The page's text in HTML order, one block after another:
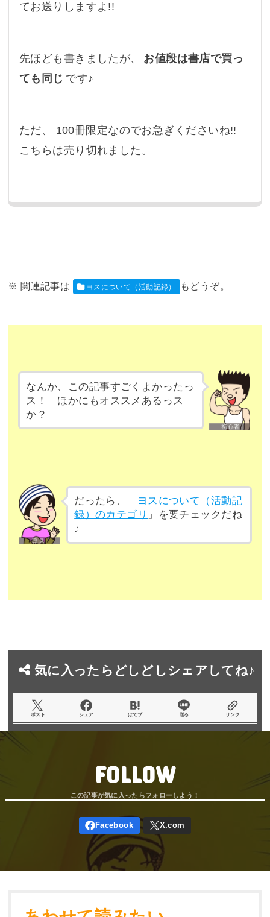
てお送りしますよ!!
先ほども書きましたが、
お値段は書店で買っ
ても同じ です♪
ただ、
100冊限定なのでお急ぎくださいね!!
こちらは売り切れました。
ヨスについて（活動記録）
なんか、この記事すごくよかったっ
ス！ ほかにもオススメあるっス
か？
だったら、「 ヨスについて（活動記
録）のカテゴリ 」を要チェックだね
♪
気に入ったらどしどしシェアしてね♪
ポスト シェア はてブ 送る リンク
FOLLOW